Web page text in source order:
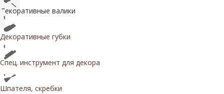
Декоративные валики
Декоративные губки
Спец. инструмент для декора
Шпателя, скребки